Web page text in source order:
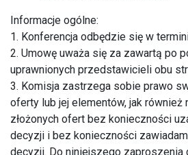
Informacje ogólne:
1. Konferencja odbędzie się w
2. Umowę uważa się za zawartą po
uprawnionych przedstawicieli obu
3. Komisja zastrzega sobie prawo
oferty lub jej elementów, jak również
złożonych ofert bez konieczności
decyzji i bez konieczności
decyzji. Do niniejszego zaproszenia